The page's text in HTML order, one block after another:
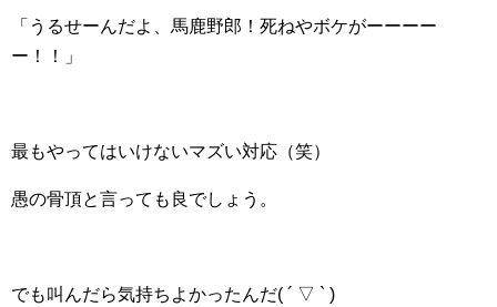
「うるせーんだよ、馬鹿野郎！死ねやボケがーーーー
ー！！」
最もやってはいけないマズい対応（笑）
愚の骨頂と言っても良でしょう。
でも叫んだら気持ちよかったんだ( ´ ▽ ` )